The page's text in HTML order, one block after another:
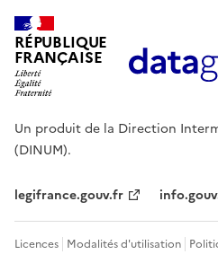
RÉPUBLIQUE
FRANÇAISE
Un produit de la Direction
(DINUM).
legifrance.gouv.fr
Licences Modalités d'utilisation